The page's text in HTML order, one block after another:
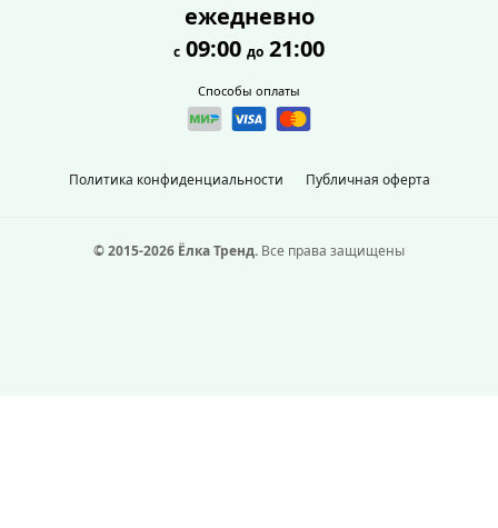
Политика конфиденциальности Публичная оферта
ежедневно
с 09:00 до 21:00
Способы оплаты
© 2015-2026 Ёлка Тренд. Все права защищены